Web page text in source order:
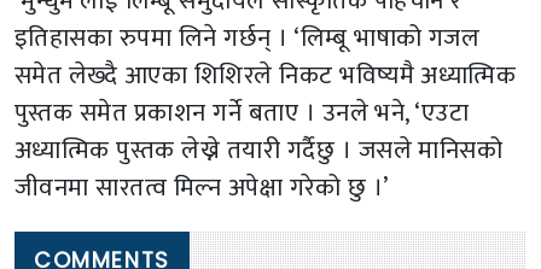
इतिहासका रुपमा लिने गर्छन् । ‘लिम्बू भाषाको गजल
समेत लेख्दै आएका शिशिरले निकट भविष्यमै अध्यात्मिक
पुस्तक समेत प्रकाशन गर्ने बताए । उनले भने, ‘एउटा
अध्यात्मिक पुस्तक लेख्ने तयारी गर्दैछु । जसले मानिसको
जीवनमा सारतत्व मिल्न अपेक्षा गरेको छु ।’
COMMENTS